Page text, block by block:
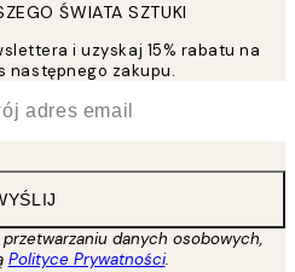
ŚWIATA SZTUKI
i uzyskaj 15% rabatu na
następnego zakupu.
danych osobowych,
Polityce Prywatności.